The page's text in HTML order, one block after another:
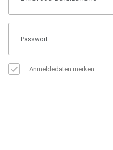
Anmeldedaten merken